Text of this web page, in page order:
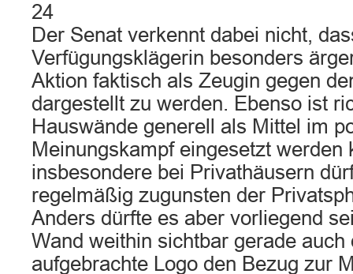
24
Der Senat verkennt dabei nicht,
Verfügungsklägerin besonders
Aktion faktisch als Zeugin gegen
dargestellt zu werden. Ebenso ist
Hauswände generell als Mittel im
Meinungskampf eingesetzt werden
insbesondere bei Privathäusern
regelmäßig zugunsten der
Anders dürfte es aber vorliegend
Wand weithin sichtbar gerade auch
aufgebrachte Logo den Bezug zur